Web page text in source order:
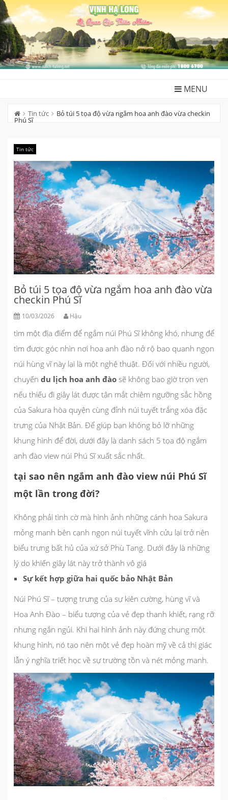
Skip
to
content
MENU
Tin tức Bỏ túi 5 tọa độ vừa ngắm hoa anh đào vừa checkin
Phú Sĩ
Tin tức
Bỏ túi 5 tọa độ vừa ngắm hoa anh đào vừa
checkin Phú Sĩ
10/03/2026 Hậu
tìm một địa điểm để ngắm núi Phú Sĩ không khó, nhưng để
tìm được góc nhìn nơi hoa anh đào nở rộ bao quanh ngọn
núi hùng vĩ này lại là một nghệ thuật. Đối với nhiều người,
chuyến du lịch hoa anh đào sẽ không bao giờ trọn vẹn
nếu thiếu đi giây lát được tận mắt chiêm ngưỡng sắc hồng
của Sakura hòa quyện cùng đỉnh núi tuyết trắng xóa đặc
trưng của Nhật Bản. Để giúp bạn không bỏ lỡ những
khung hình để đời, dưới đây là danh sách 5 tọa độ ngắm
anh đào view núi Phú Sĩ xuất sắc nhất.
tại sao nên ngắm anh đào view núi Phú Sĩ
một lần trong đời?
Không phải tình cờ mà hình ảnh những cánh hoa Sakura
mỏng manh bên cạnh ngọn núi tuyết vĩnh cửu lại trở nên
biểu trưng bất hủ của xứ sở Phù Tang. Dưới đây là những
lý do khiến giây lát này trở thành vô giá
Sự kết hợp giữa hai quốc bảo Nhật Bản
Núi Phú Sĩ – tượng trưng của sự kiên cường, hùng vĩ và
Hoa Anh Đào – biểu tượng của vẻ đẹp thanh khiết, rạng rỡ
nhưng ngắn ngủi. Khi hai hình ảnh này đứng chung một
khung hình, nó tạo nên một vẻ đẹp hoàn mỹ về cả thị giác
lẫn ý nghĩa triết học về sự trường tồn và nét mỏng manh.